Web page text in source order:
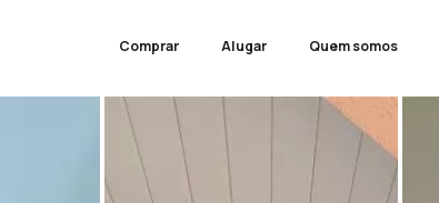
Comprar Alugar Quem somos